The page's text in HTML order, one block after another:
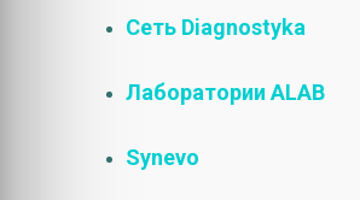
Сеть Diagnostyka
Лаборатории ALAB
Synevo